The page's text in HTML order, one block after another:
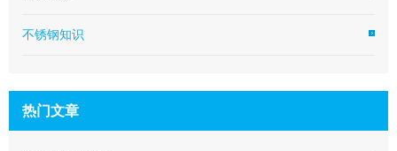
不锈钢知识
热门文章